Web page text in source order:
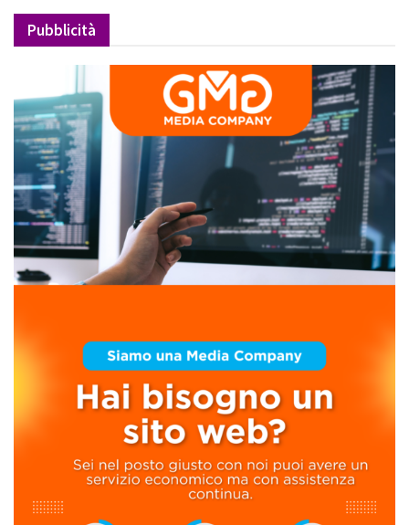
Pubblicità